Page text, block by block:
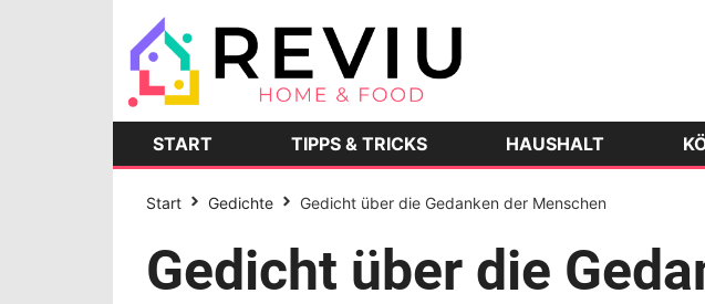
START TIPPS & TRICKS HAUSHALT
Start Gedichte Gedicht über die Gedanken der Menschen
Gedicht über die